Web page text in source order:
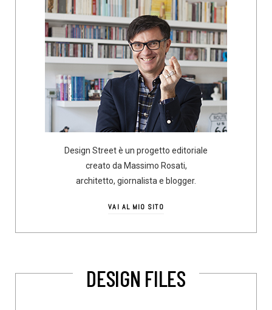
Design Street è un progetto editoriale
creato da Massimo Rosati,
architetto, giornalista e blogger.
VAI AL MIO SITO
DESIGN FILES